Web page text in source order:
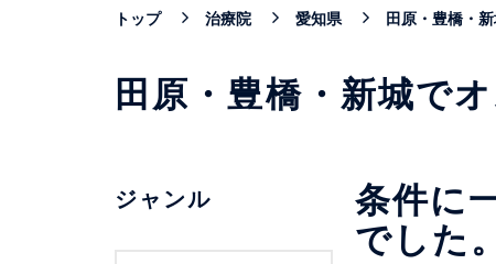
トップ 治療院 愛知県 田原・豊橋・
田原・豊橋・新城で
ジャンル 条件に
でした。